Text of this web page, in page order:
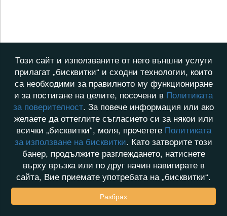
Този сайт и използваните от него външни услуги
прилагат „бисквитки“ и сходни технологии, които
са необходими за правилното му функциониране
и за постигане на целите, посочени в Политиката
за поверителност. За повече информация или ако
желаете да оттеглите съгласието си за някои или
всички „бисквитки“, моля, прочетете Политиката
за използване на бисквитки. Като затворите този
банер, продължите разглеждането, натиснете
върху връзка или по друг начин навигирате в
сайта, Вие приемате употребата на „бисквитки“.
Разбрах